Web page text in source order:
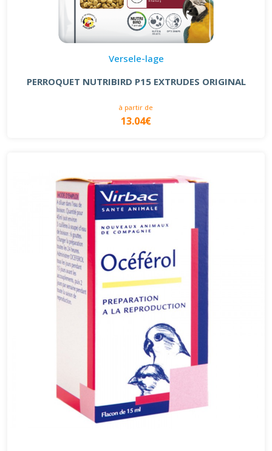
Versele-lage
PERROQUET NUTRIBIRD P15 EXTRUDES ORIGINAL
à partir de
13.04€